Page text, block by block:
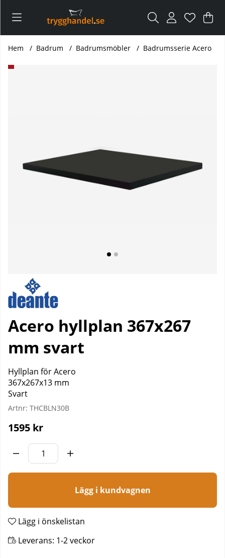
.
Hem Badrum Badrumsmöbler Badrumsserie Acero
Produktbilder Acero hyllplan 367x267 mm svart
Acero hyllplan 367x267
mm svart
Hyllplan för Acero
367x267x13 mm
Svart
Artnr: THCBLN30B
1595 kr
Lägg i kundvagnen
Lägg i önskelistan
Leverans: 1-2 veckor